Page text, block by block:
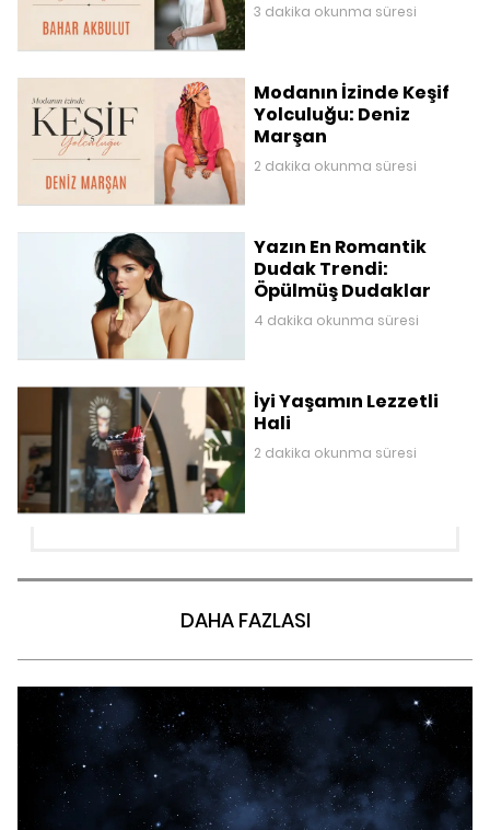
3 dakika okunma süresi
Modanın İzinde Keşif
Yolculuğu: Deniz
Marşan
2 dakika okunma süresi
Yazın En Romantik
Dudak Trendi:
Öpülmüş Dudaklar
4 dakika okunma süresi
İyi Yaşamın Lezzetli
Hali
2 dakika okunma süresi
DAHA FAZLASI